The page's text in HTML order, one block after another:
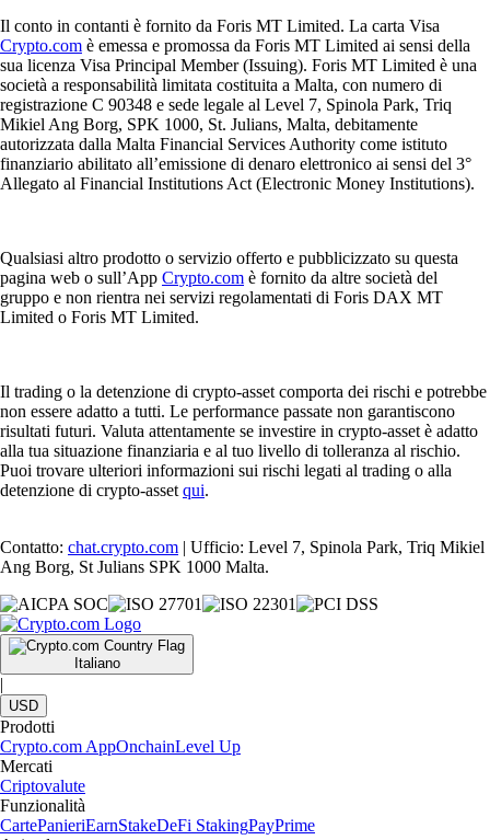
Il conto in contanti è fornito da Foris MT Limited. La carta Visa
Crypto.com è emessa e promossa da Foris MT Limited ai sensi della
sua licenza Visa Principal Member (Issuing). Foris MT Limited è una
società a responsabilità limitata costituita a Malta, con numero di
registrazione C 90348 e sede legale al Level 7, Spinola Park, Triq
Mikiel Ang Borg, SPK 1000, St. Julians, Malta, debitamente
autorizzata dalla Malta Financial Services Authority come istituto
finanziario abilitato all’emissione di denaro elettronico ai sensi del 3°
Allegato al Financial Institutions Act (Electronic Money Institutions).
Qualsiasi altro prodotto o servizio offerto e pubblicizzato su questa
pagina web o sull’App Crypto.com è fornito da altre società del
gruppo e non rientra nei servizi regolamentati di Foris DAX MT
Limited o Foris MT Limited.
Il trading o la detenzione di crypto-asset comporta dei rischi e potrebbe
non essere adatto a tutti. Le performance passate non garantiscono
risultati futuri. Valuta attentamente se investire in crypto-asset è adatto
alla tua situazione finanziaria e al tuo livello di tolleranza al rischio.
Puoi trovare ulteriori informazioni sui rischi legati al trading o alla
detenzione di crypto-asset qui.
Contatto: chat.crypto.com | Ufficio: Level 7, Spinola Park, Triq Mikiel
Ang Borg, St Julians SPK 1000 Malta.
Italiano
|
USD
Prodotti
Crypto.com AppOnchainLevel Up
Mercati
Criptovalute
Funzionalità
CartePanieriEarnStakeDeFi StakingPayPrime